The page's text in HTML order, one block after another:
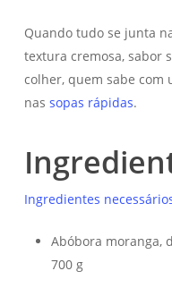
Quando tudo se junta
textura cremosa, sabor
colher, quem sabe com
nas sopas rápidas.
Ingredientes
Abóbora moranga,
700 g